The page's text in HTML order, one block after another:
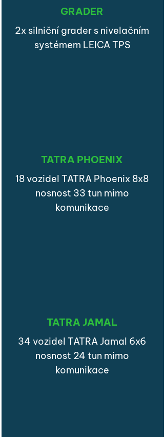
GRADER
2x silniční grader s nivelačním
systémem LEICA TPS
TATRA PHOENIX
18 vozidel TATRA Phoenix 8x8
nosnost 33 tun mimo
komunikace
TATRA JAMAL
34 vozidel TATRA Jamal 6x6
nosnost 24 tun mimo
komunikace